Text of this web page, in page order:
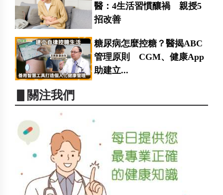
醫：4生活習慣釀禍 親授5
招改善
糖尿病怎麼控糖？醫揭ABC
管理原則 CGM、健康App
助建立...
▋關注我們